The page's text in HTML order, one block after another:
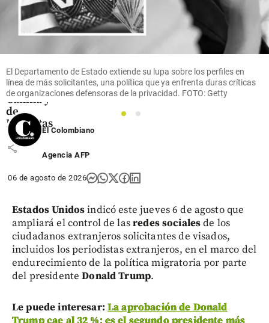
hablan
Tierragro:
empresa
la
Caminata
Canina y
de
Mascotas
share
El Departamento de Estado extiende su lupa sobre los perfiles en
línea de más solicitantes, una política que ya enfrenta duras críticas
de organizaciones defensoras de la privacidad. FOTO: Getty
1
2
El Colombiano
Agencia AFP
06 de agosto de 2026
Estados Unidosindicó este jueves 6 de agosto que
ampliará el control de lasredes socialesde los
ciudadanos extranjeros solicitantes de visados,
incluidos los periodistas extranjeros, en el marco del
endurecimiento de la política migratoria por parte
del presidenteDonald Trump.
Le puede interesar: La aprobación de Donald